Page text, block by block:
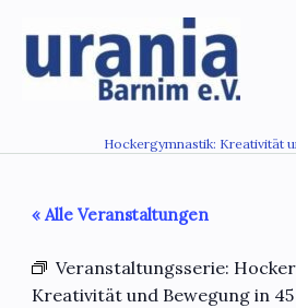
Inhalt
springen
Hockergymnastik: Kreativität
« Alle Veranstaltungen
Veranstaltungsserie:
Kreativität und Bewegung in